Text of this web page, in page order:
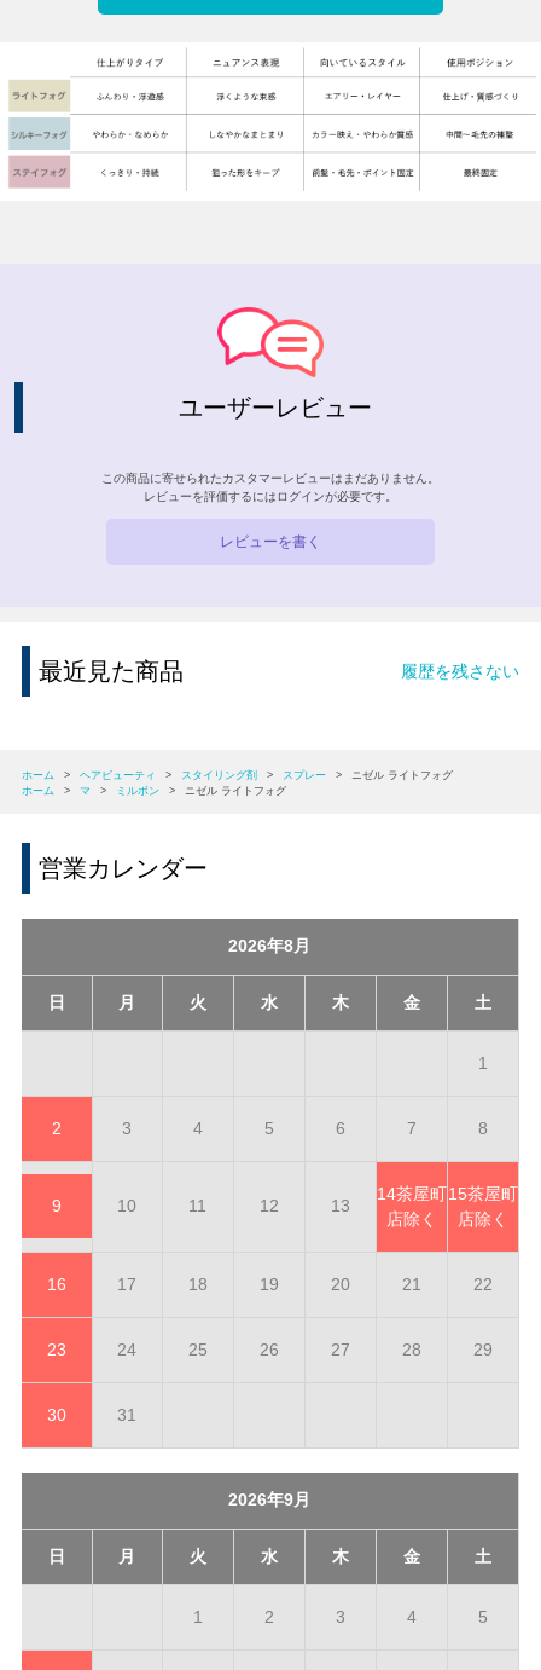
ユーザーレビュー
この商品に寄せられたカスタマーレビューはまだありません。
レビューを評価するには ログインが必要です。
レビューを書く
最近見た商品 履歴を残さない
ホーム > ヘアビューティ > スタイリング剤 > スプレー >
ニゼル ライトフォグ
ホーム
> マ > ミルボン > ニゼル ライトフォグ
営業カレンダー
2026年8月
日 月 火 水 木 金 土
1
2 3 4 5 6 7 8
9 10 11 12 13
14茶屋町
店除く
15茶屋町
店除く
16 17 18 19 20 21 22
23 24 25 26 27 28 29
30 31
2026年9月
日 月 火 水 木 金 土
1 2 3 4 5